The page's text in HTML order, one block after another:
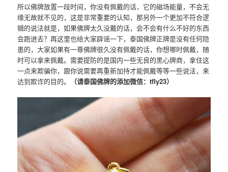
所以佛牌放置一段时间，你没有佩戴的话，它的磁场能量，不会无
缘无故就不见的，这是非常重要的认知，那另外一个更加不符合逻
辑的说法就是，如果佛牌太久没戴的话，会不会有什么不好的东西
会跑进去？再这里也给大家辟谣一下，泰国佛牌正牌是没有任何隐
患的，大家如果有一尊佛牌很久没有佩戴的话，你想哪时佩戴，随
时可以拿来佩戴。需要提防的是国内一些无良的黑心牌商，拿住这
一点来欺骗你，跟你说需要再重新加持才能佩戴等等一些说法，来
达到欺诈的目的。
（请泰国佛牌的添加微信：tfly23）